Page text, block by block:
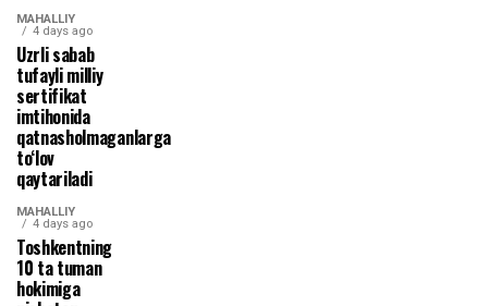
MAHALLIY
4 days ago
Uzrli sabab
tufayli milliy
sertifikat
imtihonida
qatnasholmaganlarga
to‘lov
qaytariladi
MAHALLIY
4 days ago
Toshkentning
10 ta tuman
hokimiga